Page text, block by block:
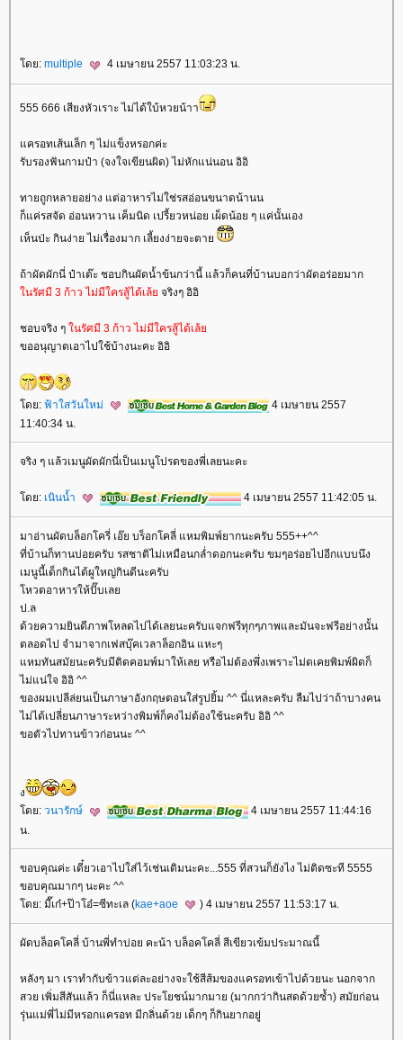
ดย: multiple 4 เมษายน 2557 11:03:23 น.
555 666 เสียงหัวเราะ ไม่ได้ใบ้หวยน้าา
ครอทเส้นเล็ก ๆ ไม่แข็งหรอกค่ะ
รับรองฟันกามป๋า (จงใจเขียนผิด) ไม่หักแน่นอน อิอิ
ทายถูกหลายอย่าง แต่อาหารไม่ใช่รสอ่อนขนาดน้านน
ก็แค่รสจัด อ่อนหวาน เค็มนิด เปรี้ยวหน่อย เผ็ดน้อย ๆ แค่นั้นเอง
เห็นป่ะ กินง่าย ไม่เรื่องมาก เลี้ยงง่ายจะตา
ถ้าผัดผักนี่ ป๋าเต๊ะ ชอบกินผัดน้ำข้นกว่านี้ แล้วก็คนที่บ้านบอกว่าผัดอร่อยมาก
นรัศมี 3 ก้าว ไม่มีใครสู้ได้เล้ จริงๆ อิอิ
ชอบจริง ๆ นรัศมี 3 ก้าว ไม่มีใครสู้ได้เล้
ขออนุญาตเอาไปใช้บ้างนะคะ อิอิ
ดย: ฟ้าใสวันใหม่
4 เมษายน 2557
11:40:34 น.
จริง ๆ แล้วเมนูผัดผักนี่เป็นเมนูโปรดของพี่เลยนะคะ
ดย: เนินน้ำ 4 เมษายน 2557 11:42:05 น.
มาอ่านผัดบล็อกโครี่ เอ๊ย บร็อกโคลี่ แหมพิมพ์ยากนะครับ 555++^^
ที่บ้านก็ทานบ่อยครับ รสชาติไม่เหมือนกล่ำดอกนะครับ ขมๆอร่อยไปอีกแบบนึง
เมนูนี้เด็กกินได้ผูใหญ่กินดีนะครับ
หวตอาหารให้ปั๊บเล
ป.ล
ด้วยความยินดีภาพโหลดไปได้เลยนะครับแจกฟรีทุกๆภาพและมันจะฟรีอย่างนั้น
ตลอดไป จำมาจากเฟสบุ๊คเวลาล็อกอิน แหะๆ
หมทันสมัยนะครับมีติดคอมพ์มาให้เลย หรือไม่ต้องพึ่งเพราะไม่ดเคยพิมพ์ผิดก็
ไม่แน่ใจ อิอิ ^^
ของผมเปลีล่ยนเป็นภาษาอังกฤษตอนใส่รูปยิ้ม ^^ นี่แหละครับ ลืมไปว่าถ้าบางคน
ไม่ได้เปลี่ยนภาษาระหว่างพิมพ์ก็คงไม่ต้องใช้นะครับ อิอิ ^^
ขอตัวไปทานข้าวก่อนนะ ^^
ง
ดย: วนารักษ์
4 เมษายน 2557 11:44:16
น.
ขอบคุณค่ะ เดี๋ยวเอาไปใส่ไว้เช่นเดิมนะคะ...555 ที่สวนก็ยังไง ไม่ติดซะที 5555
ขอบคุณมากๆ นะคะ ^^
ดย: มี๊เก๋+ป๊าโอ๋=ซีทะเล (kae+aoe ) 4 เมษายน 2557 11:53:17 น.
ผัดบล็อคโคลี่ บ้านพี่ทำบ่อย คะน้า บล็อคโคลี่ สีเขียวเข้มประมาณนี้
หลังๆ มา เราทำกับข้าวแต่ละอย่างจะใช้สีส้มของแครอทเข้าไปด้วยนะ นอกจาก
สวย เพิ่มสีสันแล้ว ก็นี่แหละ ประโยชน์มากมาย (มากกว่ากินสดด้วยซ้ำ) สมัยก่อน
รุ่นแม่พี่ไม่มีหรอกแครอท มีกลิ่นด้วย เด็กๆ ก็กินยากอยู่